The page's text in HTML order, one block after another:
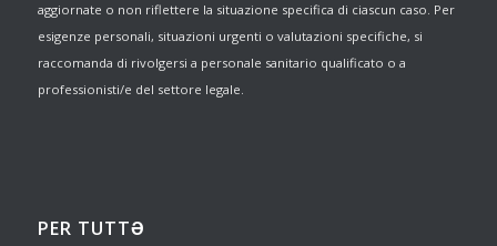
aggiornate o non riflettere la situazione specifica di ciascun caso. Per
esigenze personali, situazioni urgenti o valutazioni specifiche, si
raccomanda di rivolgersi a personale sanitario qualificato o a
professionisti/e del settore legale.
PER TUTTƏ